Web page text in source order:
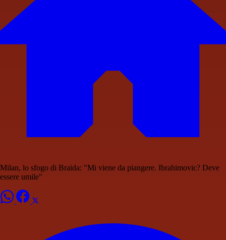
Milan, lo sfogo di Braida: "Mi viene da piangere. Ibrahimovic? Deve
essere umile"